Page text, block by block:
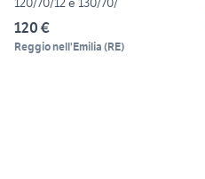
120 €
Reggio nell'Emilia (RE)